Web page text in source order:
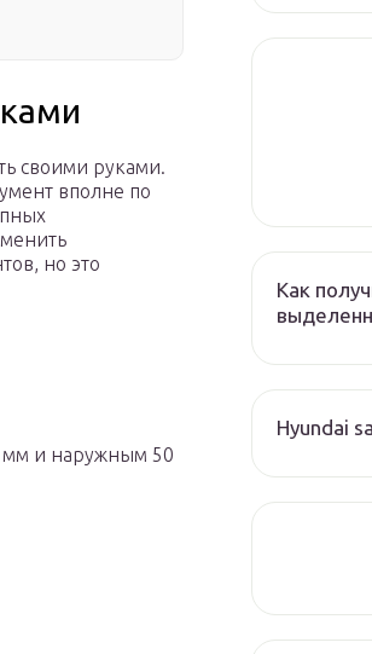
своими руками.
вполне по
но это
мм и наружным 50
Как
Hyundai